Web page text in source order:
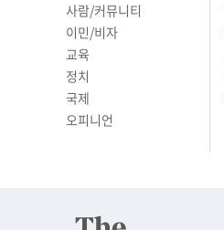
사람/커뮤니티
이민/비자
교육
정치
국제
오피니언